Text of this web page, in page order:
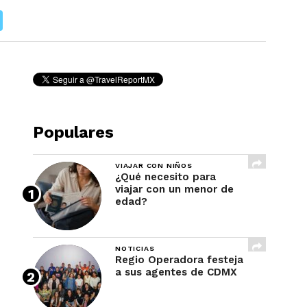
Populares
VIAJAR CON NIÑOS
¿Qué necesito para
viajar con un menor de
edad?
NOTICIAS
Regio Operadora festeja
a sus agentes de CDMX